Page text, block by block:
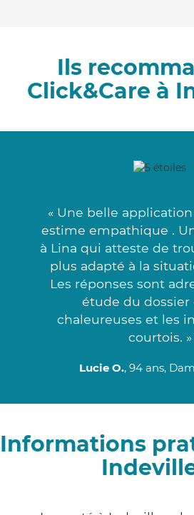
Ils
Click&Care à
« Une belle
estime empathique .
à Lina qui atteste de
plus adapté à la
Les réponses sont
étude du dossier
chaleureuses et les
courtois. »
Lucie O., 94 ans,
Informations